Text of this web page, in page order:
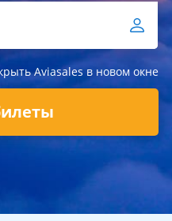
Aviasales в новом окне